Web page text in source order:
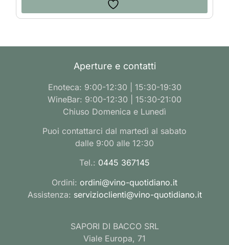
Aperture e contatti
Enoteca: 9:00-12:30 | 15:30-19:30
WineBar: 9:00-12:30 | 15:30-21:00
Chiuso Domenica e Lunedì
Puoi contattarci dal martedì al sabato
dalle 9:00 alle 12:30
Tel.: 0445 367145
Ordini: ordini@vino-quotidiano.it
Assistenza: servizioclienti@vino-quotidiano.it
SAPORI DI BACCO SRL
Viale Europa, 71